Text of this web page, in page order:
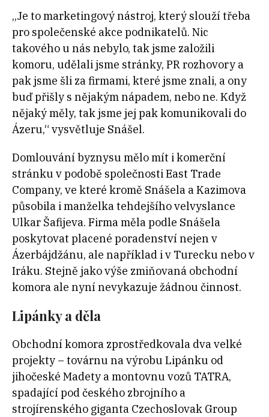
„Je to marketingový nástroj, který slouží třeba
pro společenské akce podnikatelů. Nic
takového u nás nebylo, tak jsme založili
komoru, udělali jsme stránky, PR rozhovory a
pak jsme šli za firmami, které jsme znali, a ony
buď přišly s nějakým nápadem, nebo ne. Když
nějaký měly, tak jsme jej pak komunikovali do
Ázeru,“ vysvětluje Snášel.
Domlouvání byznysu mělo mít i komerční
stránku v podobě společnosti East Trade
Company, ve které kromě Snášela a Kazimova
působila i manželka tehdejšího velvyslance
Ulkar Šafijeva. Firma měla podle Snášela
poskytovat placené poradenství nejen v
Ázerbájdžánu, ale například i v Turecku nebo v
Iráku. Stejně jako výše zmiňovaná obchodní
komora ale nyní nevykazuje žádnou činnost.
Lipánky a děla
Obchodní komora zprostředkovala dva velké
projekty – továrnu na výrobu Lipánku od
jihočeské Madety a montovnu vozů TATRA,
spadající pod českého zbrojního a
strojírenského giganta Czechoslovak Group